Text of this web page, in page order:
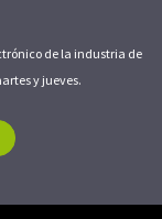
de la industria de
y jueves.